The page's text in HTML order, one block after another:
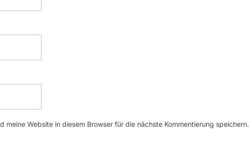
meine Website in diesem Browser für die nächste Kommentierung speichern.